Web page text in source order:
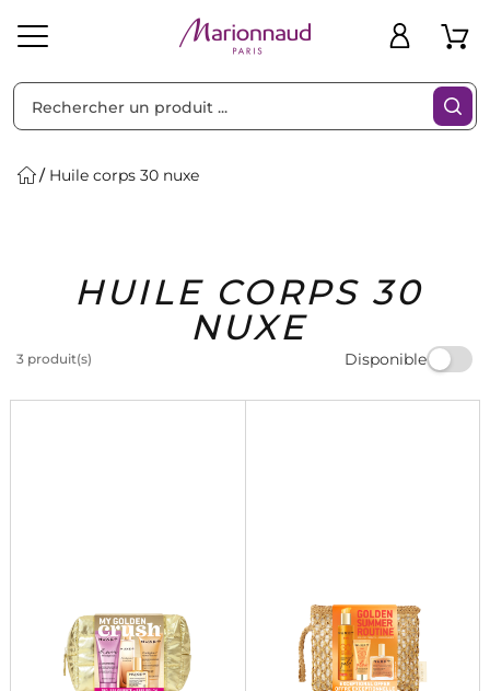
Solaire Homme Marques Idées
Cadeaux
Bons
Plans
Huile corps 30 nuxe
HUILE CORPS 30
NUXE
3 produit(s) Disponible
Filtres